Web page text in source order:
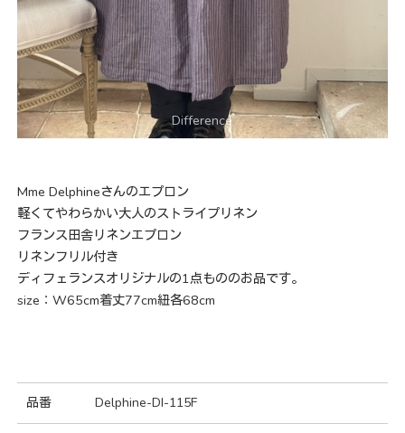
Mme Delphineさんのエプロン
軽くてやわらかい大人のストライプリネン
フランス田舎リネンエプロン
リネンフリル付き
ディフェランスオリジナルの1点もののお品です。
size：W65cm着丈77cm紐各68cm
品番 Delphine-DI-115F